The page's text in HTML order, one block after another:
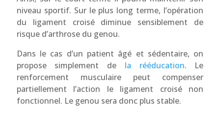
niveau sportif. Sur le plus long terme, l’opération
du ligament croisé diminue sensiblement de
risque d’arthrose du genou.
Dans le cas d’un patient âgé et sédentaire, on
propose simplement de la rééducation. Le
renforcement musculaire peut compenser
partiellement l’action le ligament croisé non
fonctionnel. Le genou sera donc plus stable.